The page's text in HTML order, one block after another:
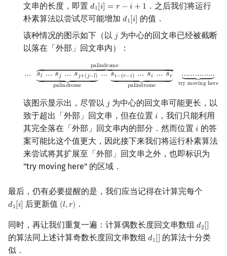
文串的长度，即置 𝑑1[𝑖] = 𝑟 −𝑖 + 1
d1[i =r−i +1
．之后我们将运行
朴素算法以尝试尽可能增加 𝑑1[𝑖]
d1[i 的值．
该种情况的图示如下（以 𝑗
j为中心的回文串已经被截断
以落在「外部」回文串内）：
…
palindrome
⏞¯¯¯¯¯¯¯¯⏞¯¯¯¯¯¯¯¯
⏞
𝑠𝑙 … 𝑠𝑗 … 𝑠𝑗+(𝑗−𝑙)
⏟___⏟___
⏟
palindrome
… 𝑠𝑖−(𝑟−𝑖) … 𝑠𝑖 … 𝑠𝑟
⏟___⏟___
⏟
palindrome
……………
⏟
try moving here
⏟palindrome
该图示显示出，尽管以 𝑗
j为中心的回文串可能更长，以
致于超出「外部」回文串，但在位置 𝑖
i ，我们只能利用
其完全落在「外部」回文串内的部分．然而位置 𝑖
i 的答
案可能比这个值更大，因此接下来我们将运行朴素算法
来尝试将其扩展至「外部」回文串之外，也即标识为
"try moving here" 的区域．
最后，仍有必要提醒的是，我们应当记得在计算完每个
𝑑1[𝑖]
d1[i 后更新值 (𝑙,𝑟)
(l,r) ．
同时，再让我们重复一遍：计算偶数长度回文串数组 𝑑2[]
d2[
的算法同上述计算奇数长度回文串数组 𝑑1[]
d1[ 的算法十分类
似．